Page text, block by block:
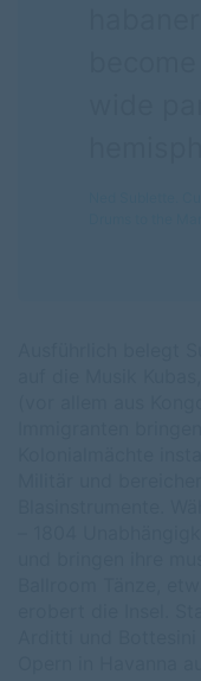
wide
Ned Sublette.
Drums to the
Ausführlich belegt
auf die Musik
(vor allem aus
Immigranten
Kolonialmächte
Militär und
Blasinstrumente.
– 1804
und bringen ihre
Ballroom Tänze,
erobert die Insel.
Arditti und
Opern in Havanna